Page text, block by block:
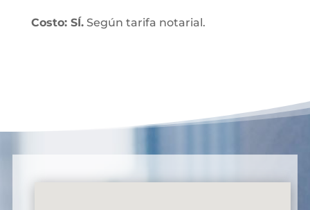
Costo: SÍ.Según tarifa notarial.